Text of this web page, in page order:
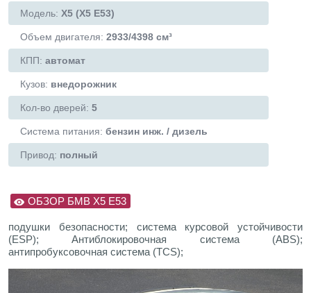
Модель: X5 (Х5 Е53)
Объем двигателя: 2933/4398 см³
КПП: автомат
Кузов: внедорожник
Кол-во дверей: 5
Система питания: бензин инж. / дизель
Привод: полный
ОБЗОР БМВ Х5 E53
подушки безопасности; система курсовой устойчивости
(ESP); Антиблокировочная система (ABS);
антипробуксовочная система (TCS);